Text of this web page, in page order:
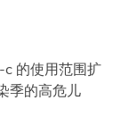
的使用范围扩
季的高危儿